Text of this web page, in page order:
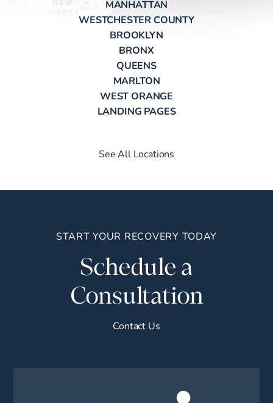
MANHATTAN
WESTCHESTER COUNTY
BROOKLYN
BRONX
QUEENS
MARLTON
WEST ORANGE
LANDING PAGES
See All Locations
START YOUR RECOVERY TODAY
Schedule a
Consultation
Contact Us